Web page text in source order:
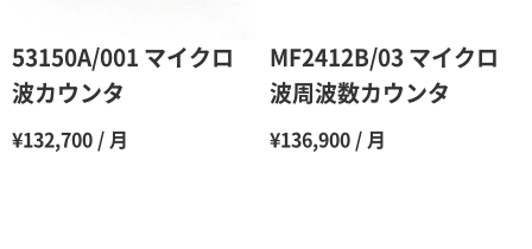
7ヶ月 60％（割引率 40％）
8ヶ月 55％（割引率45％）
53150A/001 マイクロ
波カウンタ
¥132,700 / 月
MF2412B/03 マイクロ
波周波数カウンタ
¥136,900 / 月